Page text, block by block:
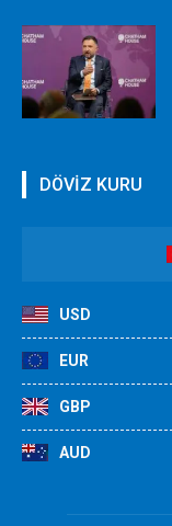
DÖVİZ KURU
USD
EUR
GBP
AUD